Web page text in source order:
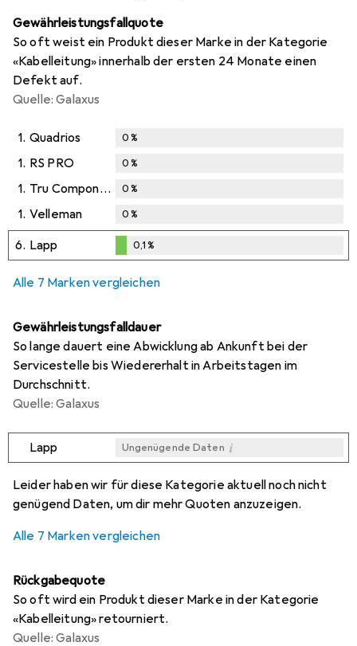
Gewährleistungsfallquote
So oft weist ein Produkt dieser Marke in der Kategorie
«Kabelleitung» innerhalb der ersten 24 Monate einen
Defekt auf.
Quelle: Galaxus
1. Quadrios 0%
1. RS PRO 0%
1. Tru Components 0%
1. Velleman 0%
6. Lapp
0,1%
0,1%
Alle 7 Marken vergleichen
Gewährleistungsfalldauer
So lange dauert eine Abwicklung ab Ankunft bei der
Servicestelle bis Wiedererhalt in Arbeitstagen im
Durchschnitt.
Quelle: Galaxus
Lapp Ungenügende Daten i
Leider haben wir für diese Kategorie aktuell noch nicht
genügend Daten, um dir mehr Quoten anzuzeigen.
Alle 7 Marken vergleichen
Rückgabequote
So oft wird ein Produkt dieser Marke in der Kategorie
«Kabelleitung» retourniert.
Quelle: Galaxus